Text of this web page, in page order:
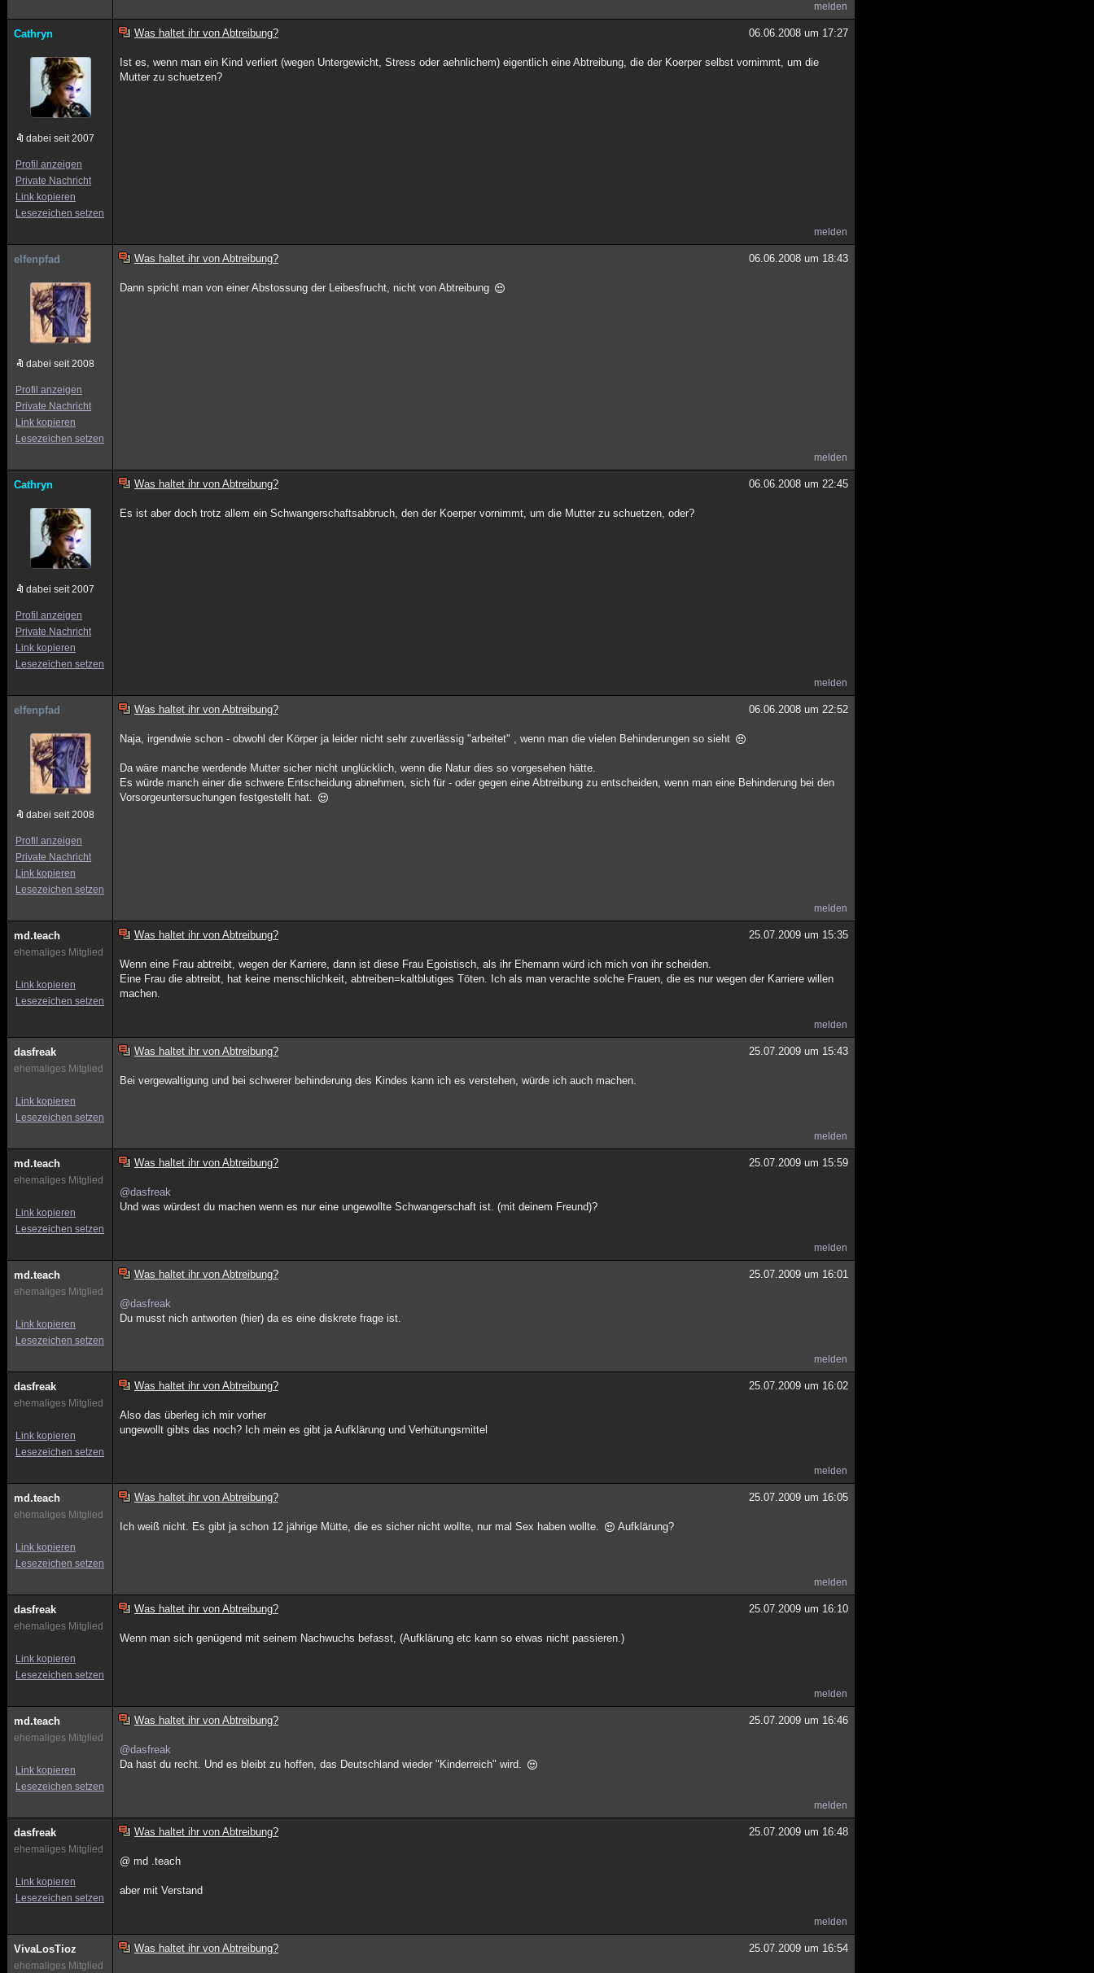
melden
Cathryn
dabei seit 2007
Profil anzeigen
Private Nachricht
Link kopieren
Lesezeichen setzen
Was haltet ihr von Abtreibung? 06.06.2008 um 17:27
Ist es, wenn man ein Kind verliert (wegen Untergewicht, Stress oder aehnlichem) eigentlich eine Abtreibung, die der Koerper selbst vornimmt, um die
Mutter zu schuetzen?
melden
elfenpfad
dabei seit 2008
Profil anzeigen
Private Nachricht
Link kopieren
Lesezeichen setzen
Was haltet ihr von Abtreibung? 06.06.2008 um 18:43
Dann spricht man von einer Abstossung der Leibesfrucht, nicht von Abtreibung
melden
Cathryn
dabei seit 2007
Profil anzeigen
Private Nachricht
Link kopieren
Lesezeichen setzen
Was haltet ihr von Abtreibung? 06.06.2008 um 22:45
Es ist aber doch trotz allem ein Schwangerschaftsabbruch, den der Koerper vornimmt, um die Mutter zu schuetzen, oder?
melden
elfenpfad
dabei seit 2008
Profil anzeigen
Private Nachricht
Link kopieren
Lesezeichen setzen
Was haltet ihr von Abtreibung? 06.06.2008 um 22:52
Naja, irgendwie schon - obwohl der Körper ja leider nicht sehr zuverlässig "arbeitet" , wenn man die vielen Behinderungen so sieht
Da wäre manche werdende Mutter sicher nicht unglücklich, wenn die Natur dies so vorgesehen hätte.
Es würde manch einer die schwere Entscheidung abnehmen, sich für - oder gegen eine Abtreibung zu entscheiden, wenn man eine Behinderung bei den
Vorsorgeuntersuchungen festgestellt hat.
melden
md.teach
ehemaliges Mitglied
Link kopieren
Lesezeichen setzen
Was haltet ihr von Abtreibung? 25.07.2009 um 15:35
Wenn eine Frau abtreibt, wegen der Karriere, dann ist diese Frau Egoistisch, als ihr Ehemann würd ich mich von ihr scheiden.
Eine Frau die abtreibt, hat keine menschlichkeit, abtreiben=kaltblutiges Töten. Ich als man verachte solche Frauen, die es nur wegen der Karriere willen
machen.
melden
dasfreak
ehemaliges Mitglied
Link kopieren
Lesezeichen setzen
Was haltet ihr von Abtreibung? 25.07.2009 um 15:43
Bei vergewaltigung und bei schwerer behinderung des Kindes kann ich es verstehen, würde ich auch machen.
melden
md.teach
ehemaliges Mitglied
Link kopieren
Lesezeichen setzen
Was haltet ihr von Abtreibung? 25.07.2009 um 15:59
@dasfreak
Und was würdest du machen wenn es nur eine ungewollte Schwangerschaft ist. (mit deinem Freund)?
melden
md.teach
ehemaliges Mitglied
Link kopieren
Lesezeichen setzen
Was haltet ihr von Abtreibung? 25.07.2009 um 16:01
@dasfreak
Du musst nich antworten (hier) da es eine diskrete frage ist.
melden
dasfreak
ehemaliges Mitglied
Link kopieren
Lesezeichen setzen
Was haltet ihr von Abtreibung? 25.07.2009 um 16:02
Also das überleg ich mir vorher
ungewollt gibts das noch? Ich mein es gibt ja Aufklärung und Verhütungsmittel
melden
md.teach
ehemaliges Mitglied
Link kopieren
Lesezeichen setzen
Was haltet ihr von Abtreibung? 25.07.2009 um 16:05
Ich weiß nicht. Es gibt ja schon 12 jährige Mütte, die es sicher nicht wollte, nur mal Sex haben wollte. Aufklärung?
melden
dasfreak
ehemaliges Mitglied
Link kopieren
Lesezeichen setzen
Was haltet ihr von Abtreibung? 25.07.2009 um 16:10
Wenn man sich genügend mit seinem Nachwuchs befasst, (Aufklärung etc kann so etwas nicht passieren.)
melden
md.teach
ehemaliges Mitglied
Link kopieren
Lesezeichen setzen
Was haltet ihr von Abtreibung? 25.07.2009 um 16:46
@dasfreak
Da hast du recht. Und es bleibt zu hoffen, das Deutschland wieder "Kinderreich" wird.
melden
dasfreak
ehemaliges Mitglied
Link kopieren
Lesezeichen setzen
Was haltet ihr von Abtreibung? 25.07.2009 um 16:48
@ md .teach
aber mit Verstand
melden
VivaLosTioz
ehemaliges Mitglied
Was haltet ihr von Abtreibung? 25.07.2009 um 16:54